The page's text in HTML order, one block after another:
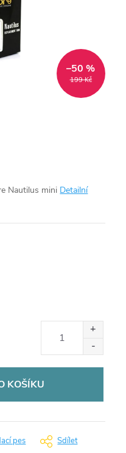
199 Kč
–50 %
Nautilus mini Detailní
KOŠÍKU
pes Sdílet